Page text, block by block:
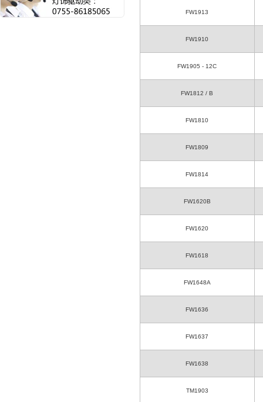
FW1913
FW1910
FW1905 - 12C
FW1812 / B
FW1810
FW1809
FW1814
FW1620B
FW1620
FW1618
FW1648A
FW1636
FW1637
FW1638
TM1903